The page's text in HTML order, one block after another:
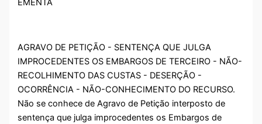
EMENTA
AGRAVO DE PETIÇÃO - SENTENÇA QUE JULGA
IMPROCEDENTES OS EMBARGOS DE TERCEIRO - NÃO-
RECOLHIMENTO DAS CUSTAS - DESERÇÃO -
OCORRÊNCIA - NÃO-CONHECIMENTO DO RECURSO.
Não se conhece de Agravo de Petição interposto de
sentença que julga improcedentes os Embargos de